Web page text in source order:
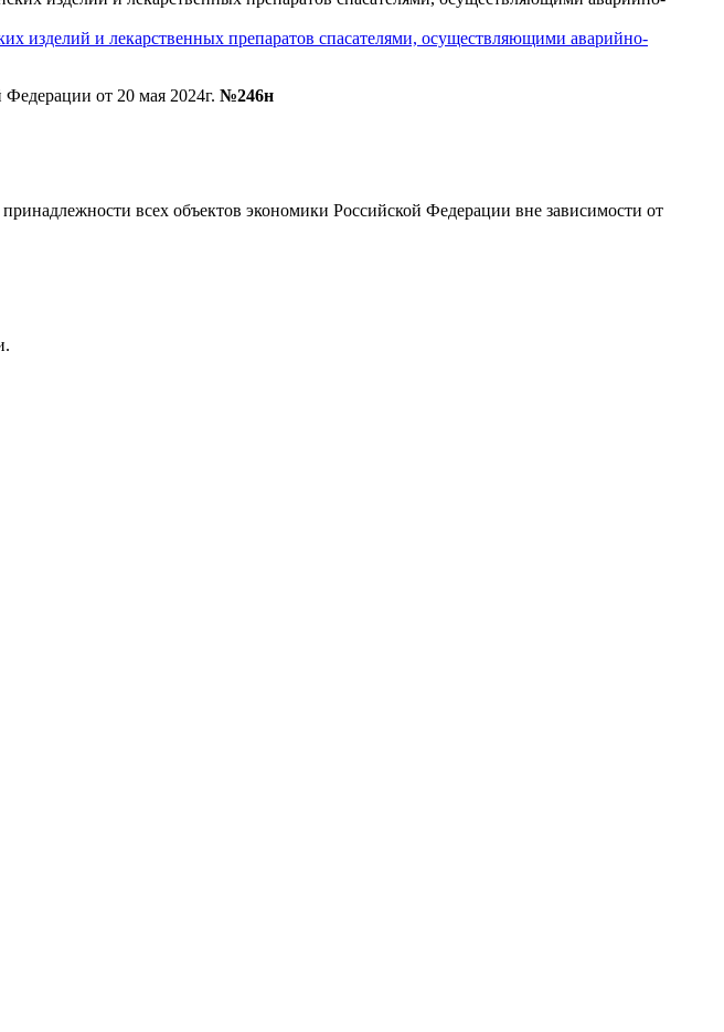
изделий и лекарственных препаратов спасателями, осуществляющими аварийно-
Федерации от 20 мая 2024г. №246н
всех объектов экономики Российской Федерации вне зависимости от